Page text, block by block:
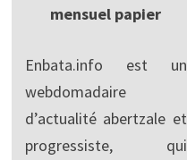
mensuel papier
Enbata.info est un
webdomadaire
d’actualité abertzale et
progressiste, qui